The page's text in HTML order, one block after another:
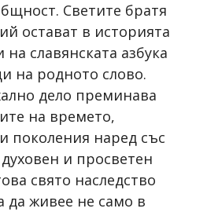
Светите братя
остават в историята
на славянската азбука
на родното слово.
дело преминава
на времето,
поколения наред със
и просветен
свято наследство
да живее не само в